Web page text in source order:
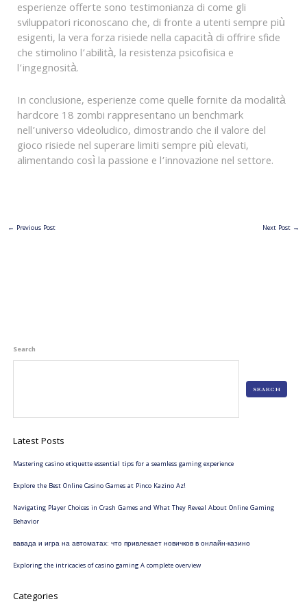
esperienze offerte sono testimonianza di come gli
sviluppatori riconoscano che, di fronte a utenti sempre più
esigenti, la vera forza risiede nella capacità di offrire sfide
che stimolino l’abilità, la resistenza psicofisica e
l’ingegnosità.
In conclusione, esperienze come quelle fornite da modalità
hardcore 18 zombi rappresentano un benchmark
nell’universo videoludico, dimostrando che il valore del
gioco risiede nel superare limiti sempre più elevati,
alimentando così la passione e l’innovazione nel settore.
← Previous Post Next Post →
Search
SEARCH
Latest Posts
Mastering casino etiquette essential tips for a seamless gaming experience
Explore the Best Online Casino Games at Pinco Kazino Az!
Navigating Player Choices in Crash Games and What They Reveal About Online Gaming
Behavior
вавада и игра на автоматах: что привлекает новичков в онлайн-казино
Exploring the intricacies of casino gaming A complete overview
Categories